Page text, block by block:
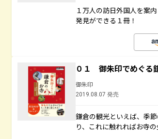
１万人の訪日外国人を案
発見ができる１冊！
０１ 御朱印でめぐ
御朱印
2019.08.07 発売
鎌倉の観光といえば、季
り、これに触れればお寺